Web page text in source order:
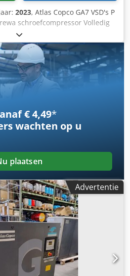
2023, Atlas Copco GA7 VSD's P
schroefcompressor Volledig
voorzien van leidingen en
compressie,
toerentalgeregeld. Einddruk:
7,50 kW Afgiftehoeveelheid:
€ 4,49*
wachten op u
plaatsen
Advertentie